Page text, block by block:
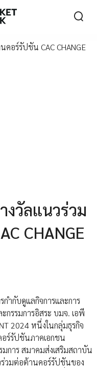
งวัลแนวร่วม
CHANGE
ำกับดูแลกิจการและการ
รรมการอิสระ บมจ. เอพี
2024 หนึ่งในกลุ่มธุรกิจ
ร์รัปชันภาคเอกชน
การ สมาคมส่งเสริมสถาบัน
วมต่อต้านคอร์รัปชันของ